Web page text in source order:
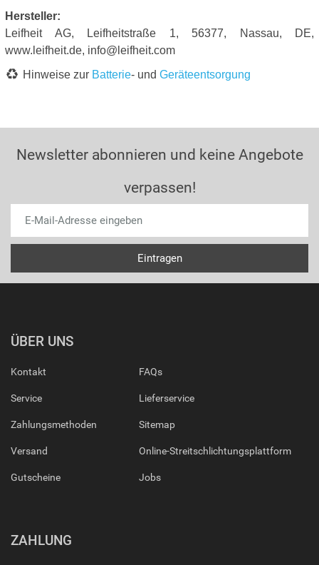
Hersteller:
Leifheit AG, Leifheitstraße 1, 56377, Nassau, DE,
www.leifheit.de, info@leifheit.com
Hinweise zur Batterie- und Geräteentsorgung
Newsletter abonnieren und keine Angebote
verpassen!
ÜBER UNS
Kontakt
Service
Zahlungsmethoden
Versand
Gutscheine
FAQs
Lieferservice
Sitemap
Online-Streitschlichtungsplattform
Jobs
ZAHLUNG